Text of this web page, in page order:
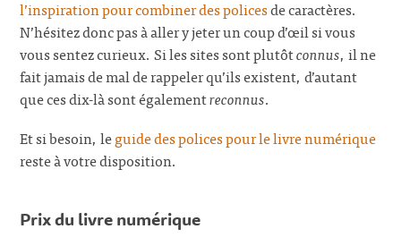
l’inspiration pour combiner des policesde caractères.
N’hésitez donc pas à aller y jeter un coup d’œil si vous
vous sentez curieux. Si les sites sont plutôtconnus, il ne
fait jamais de mal de rappeler qu’ils existent, d’autant
que ces dix-là sont égalementreconnus.
Et si besoin, leguide des polices pour le livre numérique
reste à votre disposition.
Prix du livre numérique